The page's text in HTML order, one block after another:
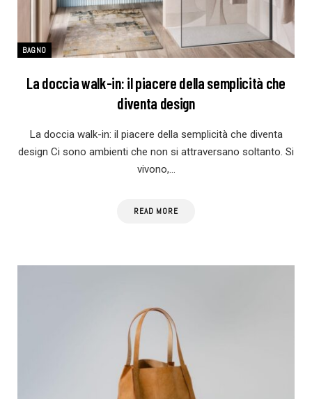
BAGNO
La doccia walk-in: il piacere della semplicità che
diventa design
La doccia walk-in: il piacere della semplicità che diventa
design Ci sono ambienti che non si attraversano soltanto. Si
vivono,…
READ MORE